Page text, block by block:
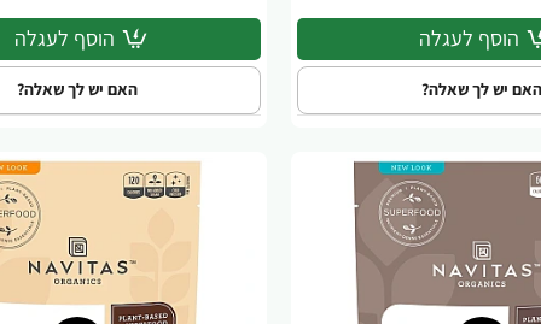
הוסף לעגלה
האם יש לך שאלה?
הוסף לעגלה
האם יש לך שאלה?